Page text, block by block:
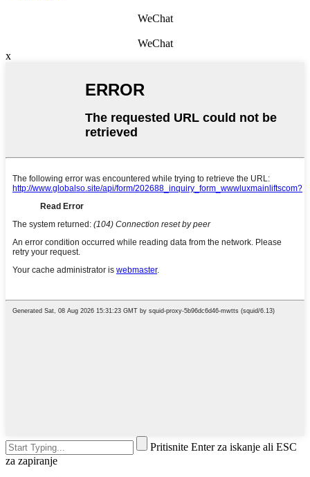
WeChat
WeChat
x
Pritisnite Enter za iskanje ali ESC
za zapiranje